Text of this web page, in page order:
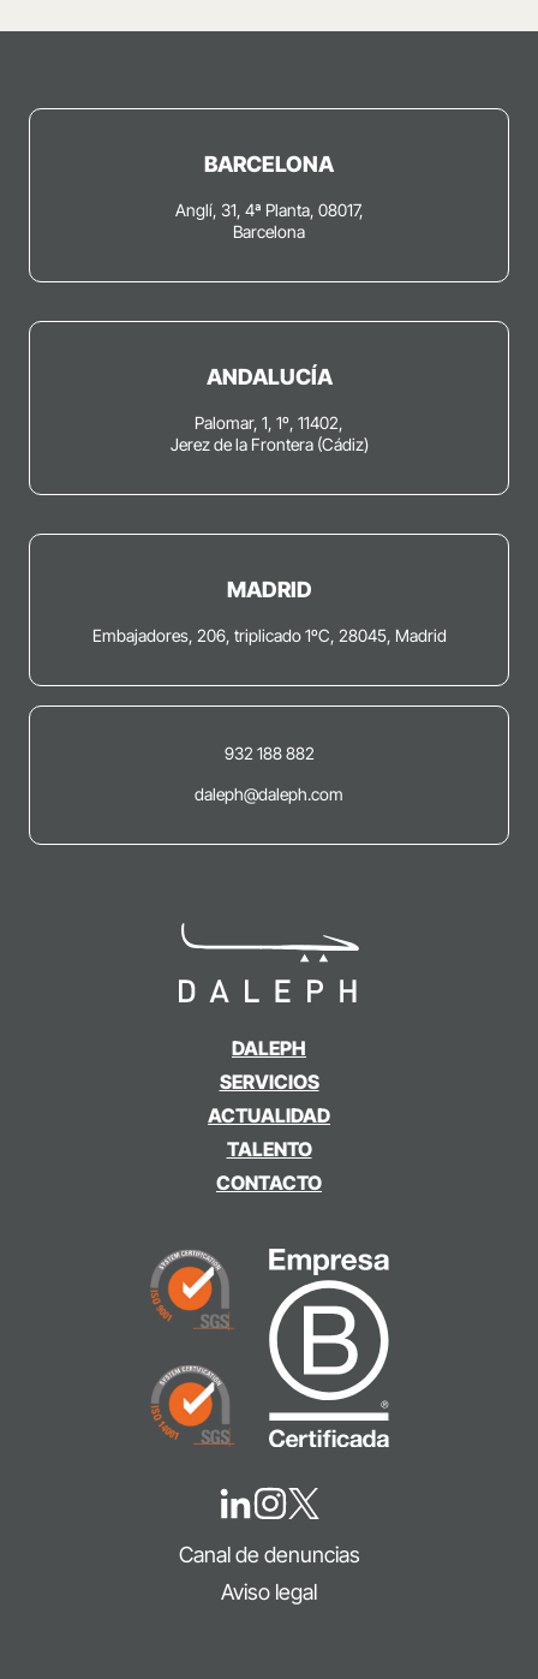
página
DALEPH
SERVICIOS
ACTUALIDAD
TALENTO
CONTACTO
BARCELONA
Anglí, 31, 4ª Planta, 08017,
Barcelona
ANDALUCÍA
Palomar, 1, 1º, 11402,
Jerez de la Frontera (Cádiz)
MADRID
Embajadores, 206, triplicado 1ºC, 28045, Madrid
932 188 882
daleph@daleph.com
Canal de denuncias
Aviso legal